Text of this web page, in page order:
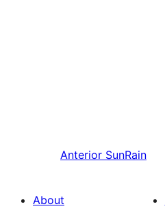
Anterior SunRain
About